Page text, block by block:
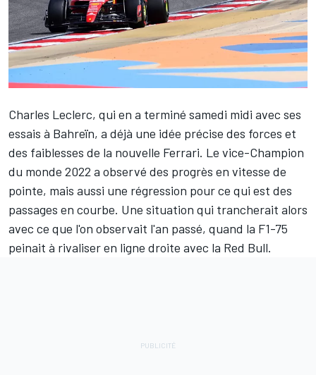
Charles Leclerc, qui en a terminé samedi midi avec ses
essais à Bahreïn, a déjà une idée précise des forces et
des faiblesses de la nouvelle Ferrari. Le vice-Champion
du monde 2022 a observé des progrès en vitesse de
pointe, mais aussi une régression pour ce qui est des
passages en courbe. Une situation qui trancherait alors
avec ce que l'on observait l'an passé, quand la F1-75
peinait à rivaliser en ligne droite avec la Red Bull.